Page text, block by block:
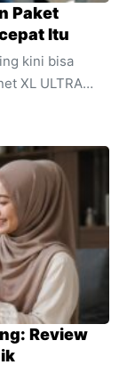
Paket
Itu
kini bisa
XL ULTRA
stabilitas
Review